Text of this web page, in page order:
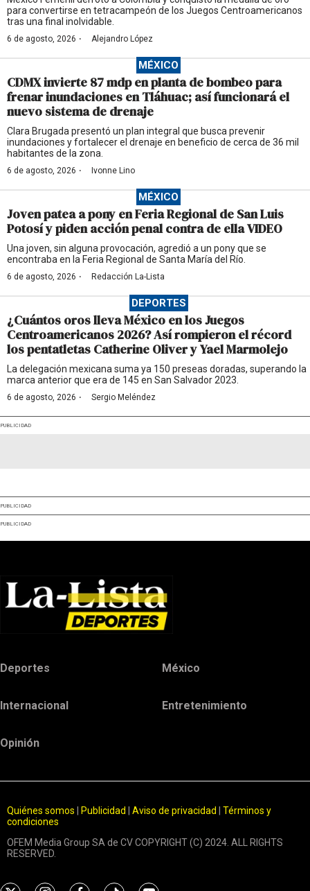
para convertirse en tetracampeón de los Juegos Centroamericanos
tras una final inolvidable.
6 de agosto, 2026 · Alejandro López
MÉXICO
CDMX invierte 87 mdp en planta de bombeo para
frenar inundaciones en Tláhuac; así funcionará el
nuevo sistema de drenaje
Clara Brugada presentó un plan integral que busca prevenir
inundaciones y fortalecer el drenaje en beneficio de cerca de 36 mil
habitantes de la zona.
6 de agosto, 2026 · Ivonne Lino
MÉXICO
Joven patea a pony en Feria Regional de San Luis
Potosí y piden acción penal contra de ella VIDEO
Una joven, sin alguna provocación, agredió a un pony que se
encontraba en la Feria Regional de Santa María del Río.
6 de agosto, 2026 · Redacción La-Lista
DEPORTES
¿Cuántos oros lleva México en los Juegos
Centroamericanos 2026? Así rompieron el récord
los pentatletas Catherine Oliver y Yael Marmolejo
La delegación mexicana suma ya 150 preseas doradas, superando la
marca anterior que era de 145 en San Salvador 2023.
6 de agosto, 2026 · Sergio Meléndez
PUBLICIDAD
PUBLICIDAD
PUBLICIDAD
Deportes México
Internacional Entretenimiento
Opinión
Quiénes somos Publicidad Aviso de privacidad
Términos y
condiciones
OFEM Media Group SA de CV COPYRIGHT (C) 2024. ALL RIGHTS
RESERVED.